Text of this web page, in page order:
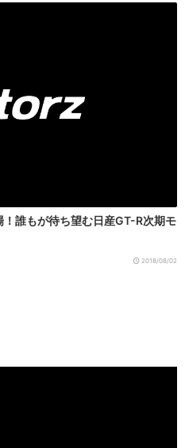
誰もが待ち望む日産GT-R次期モ
2018/08/02